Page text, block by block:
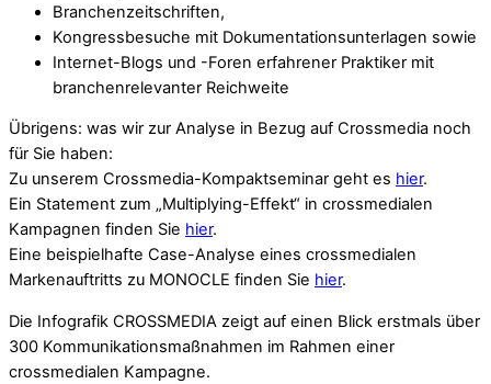
Branchenzeitschriften,
Kongressbesuche mit Dokumentationsunterlagen sowie
Internet-Blogs und -Foren erfahrener Praktiker mit
branchenrelevanter Reichweite
Übrigens: was wir zur Analyse in Bezug auf Crossmedia noch
für Sie haben:
Zu unserem Crossmedia-Kompaktseminar geht es hier.
Ein Statement zum „Multiplying-Effekt“ in crossmedialen
Kampagnen finden Sie hier.
Eine beispielhafte Case-Analyse eines crossmedialen
Markenauftritts zu MONOCLE finden Sie hier.
Die Infografik CROSSMEDIA zeigt auf einen Blick erstmals über
300 Kommunikationsmaßnahmen im Rahmen einer
crossmedialen Kampagne.